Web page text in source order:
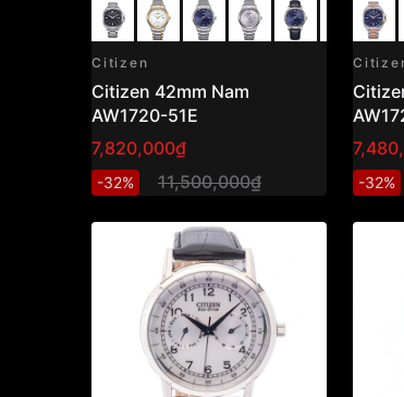
Citizen
Citizen 42mm Nam
AW1720-51E
7,820,000₫
-32% 11,500,000₫
Citizen 45.7mm
-32%